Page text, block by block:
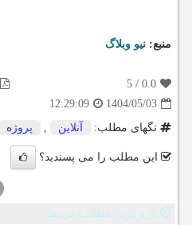
منبع: نیو وبلاگ
0.0
/
5
1404/05/03
12:29:09
تگهای مطلب:
آنلاین , پروژه
این مطلب را می پسندید؟
تازه ترین مطالب مرتبط